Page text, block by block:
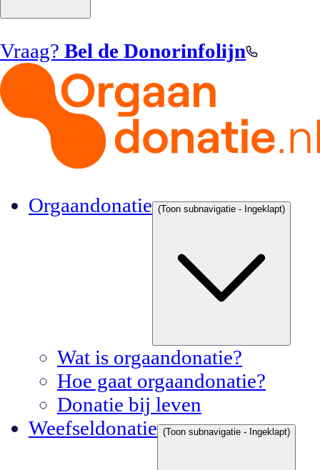
Vraag? Bel de Donorinfolijn
Orgaandonatie (Toon subnavigatie - Ingeklapt)
Wat is orgaandonatie?
Hoe gaat orgaandonatie?
Donatie bij leven
Weefseldonatie (Toon subnavigatie - Ingeklapt)